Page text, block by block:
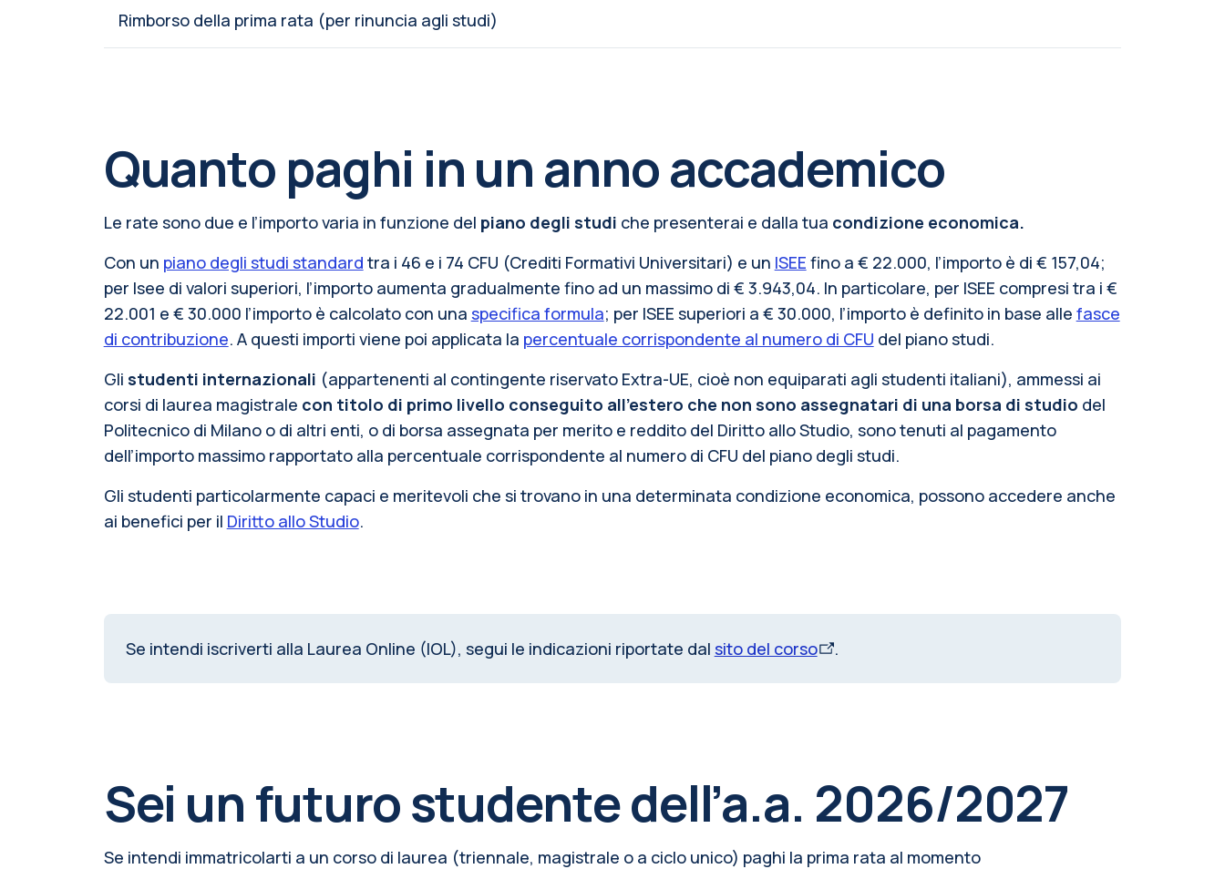
Rimborso della prima rata (per rinuncia agli studi)
Quanto paghi in un anno accademico
Le rate sono due e l’importovaria in funzione del piano degli studi che presenterai e dalla tua condizione economica.
Con un piano degli studi standard tra i 46 e i 74 CFU (Crediti Formativi Universitari) e un ISEE fino a € 22.000, l’importo è di € 157,04;
per Isee di valori superiori, l’importo aumenta gradualmente fino ad un massimo di € 3.943,04. In particolare, per ISEE compresi tra i €
22.001 e € 30.000 l’importo è calcolato con una specifica formula; per ISEE superiori a € 30.000, l’importo è definito in base alle fasce
di contribuzione. A questi importi viene poi applicata la percentuale corrispondente al numero di CFU del piano studi.
Gli studenti internazionali (appartenenti al contingente riservato Extra-UE, cioè non equiparati agli studenti italiani), ammessi ai
corsi di laurea magistrale con titolo di primo livello conseguito all’estero che non sono assegnatari di una borsa di studio del
Politecnico di Milano o di altri enti, o di borsa assegnata per merito e reddito del Diritto allo Studio, sono tenuti al pagamento
dell’importo massimo rapportato alla percentuale corrispondente al numero di CFU del piano degli studi.
Gli studenti particolarmente capaci e meritevoli che si trovano in una determinata condizione economica, possono accedere anche
ai benefici per il Diritto allo Studio.
Se intendi iscriverti alla Laurea Online (IOL), segui le indicazioni riportate dal sito del corso .
Sei un futuro studente dell’a.a. 2026/2027
Se intendi immatricolarti a un corso di laurea (triennale, magistrale o a ciclo unico) paghi la prima rata al momento